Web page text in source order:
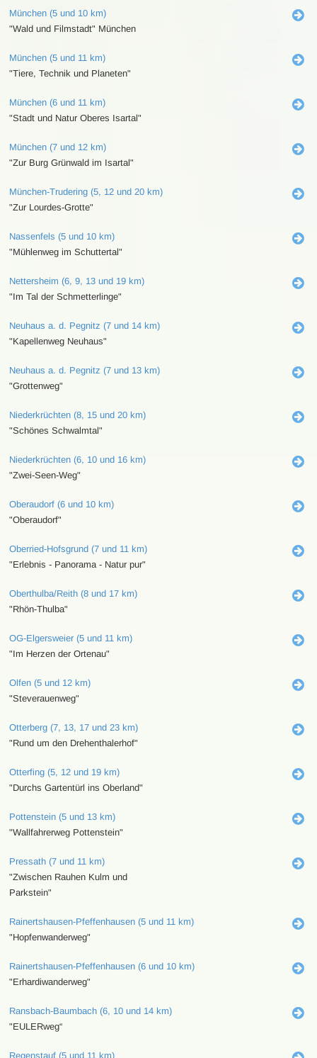
München (5 und 10 km)
"Wald und Filmstadt" München
München (5 und 11 km)
"Tiere, Technik und Planeten"
München (6 und 11 km)
"Stadt und Natur Oberes Isartal"
München (7 und 12 km)
"Zur Burg Grünwald im Isartal"
München-Trudering (5, 12 und 20 km)
"Zur Lourdes-Grotte"
Nassenfels (5 und 10 km)
"Mühlenweg im Schuttertal"
Nettersheim (6, 9, 13 und 19 km)
"Im Tal der Schmetterlinge"
Neuhaus a. d. Pegnitz (7 und 14 km)
"Kapellenweg Neuhaus"
Neuhaus a. d. Pegnitz (7 und 13 km)
"Grottenweg"
Niederkrüchten (8, 15 und 20 km)
"Schönes Schwalmtal"
Niederkrüchten (6, 10 und 16 km)
"Zwei-Seen-Weg"
Oberaudorf (6 und 10 km)
"Oberaudorf"
Oberried-Hofsgrund (7 und 11 km)
"Erlebnis - Panorama - Natur pur"
Oberthulba/Reith (8 und 17 km)
"Rhön-Thulba"
OG-Elgersweier (5 und 11 km)
"Im Herzen der Ortenau"
Olfen (5 und 12 km)
"Steverauenweg"
Otterberg (7, 13, 17 und 23 km)
"Rund um den Drehenthalerhof"
Otterfing (5, 12 und 19 km)
"Durchs Gartentürl ins Oberland"
Pottenstein (5 und 13 km)
"Wallfahrerweg Pottenstein"
Pressath (7 und 11 km)
"Zwischen Rauhen Kulm und
Parkstein"
Rainertshausen-Pfeffenhausen (5 und 11 km)
"Hopfenwanderweg"
Rainertshausen-Pfeffenhausen (6 und 10 km)
"Erhardiwanderweg"
Ransbach-Baumbach (6, 10 und 14 km)
"EULERweg“
Regenstauf (5 und 11 km)